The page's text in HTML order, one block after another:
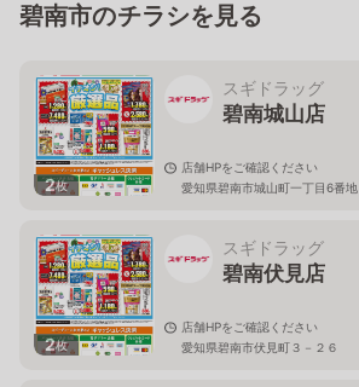
碧南市のチラシを見る
2枚
スギドラッグ
碧南城山店
店舗HPをご確認ください
愛知県碧南市城山町一丁目6番地
2枚
スギドラッグ
碧南伏見店
店舗HPをご確認ください
愛知県碧南市伏見町３－２６